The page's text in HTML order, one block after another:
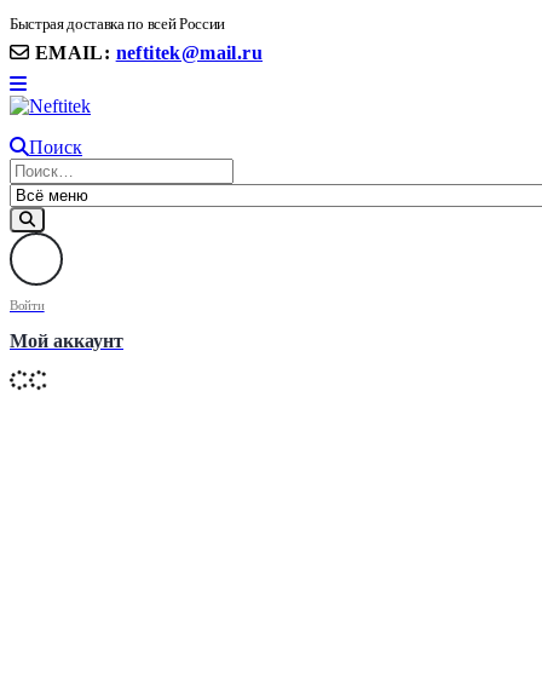
Быстрая доставка по всей России
EMAIL: neftitek@mail.ru
Поиск
Войти
Мой аккаунт
8(906) 399 11 22 | 8(905)367-58-58